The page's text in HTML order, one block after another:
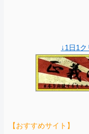
↓1日1
【おすすめサイト】